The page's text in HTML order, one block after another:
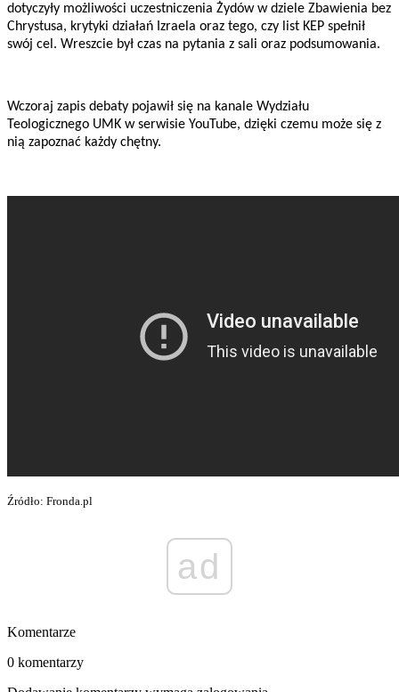
dotyczyły możliwości uczestniczenia Żydów w dziele Zbawienia bez
Chrystusa, krytyki działań Izraela oraz tego, czy list KEP spełnił
swój cel. Wreszcie był czas na pytania z sali oraz podsumowania.
Wczoraj zapis debaty pojawił się na kanale Wydziału
Teologicznego UMK w serwisie YouTube, dzięki czemu może się z
nią zapoznać każdy chętny.
Źródło: Fronda.pl
ad
Komentarze
0 komentarzy